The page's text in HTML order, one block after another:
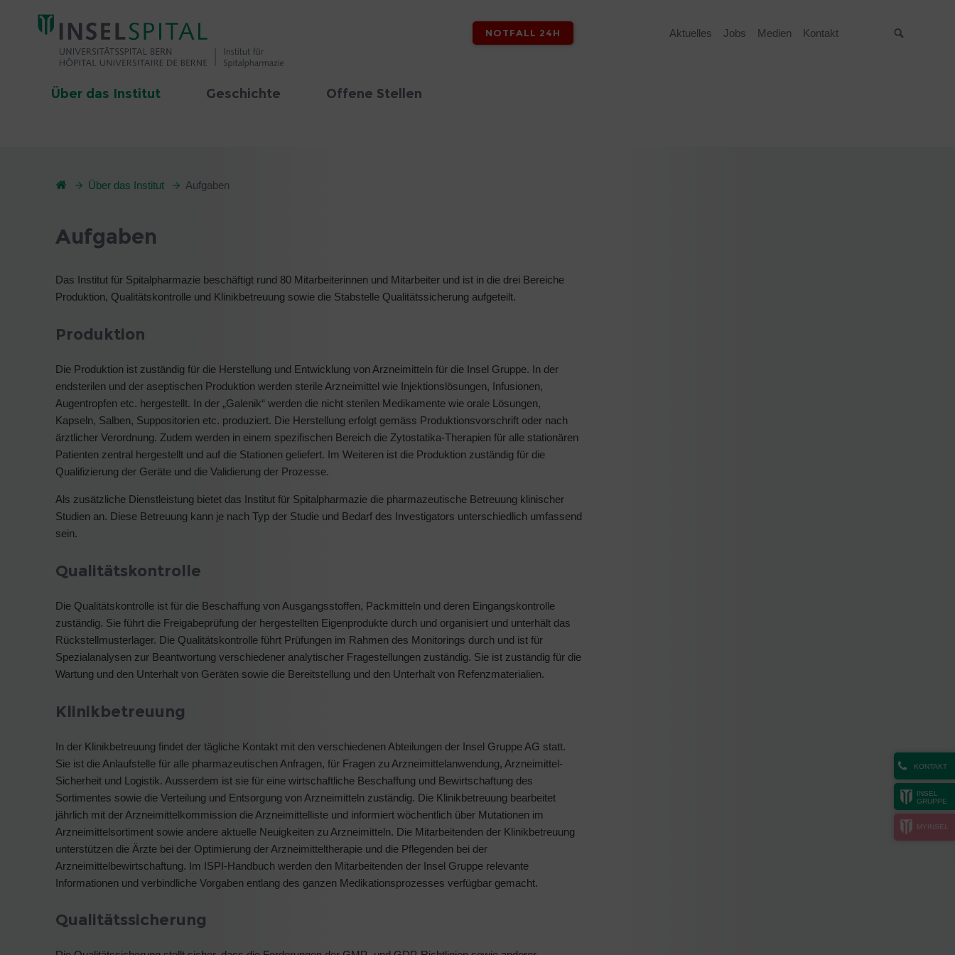
NOTFALL 24H Aktuelles Jobs Medien Kontakt
Über das Institut Geschichte Offene Stellen
KONTAKT
INSEL
GRUPPE
MYINSEL
Über das Institut Aufgaben
Aufgaben
Das Institut für Spitalpharmazie beschäftigt rund 80 Mitarbeiterinnen und Mitarbeiter und ist in die drei Bereiche
Produktion, Qualitätskontrolle und Klinikbetreuung sowie die Stabstelle Qualitätssicherung aufgeteilt.
Produktion
Die Produktion ist zuständig für die Herstellung und Entwicklung von Arzneimitteln für die Insel Gruppe. In der
endsterilen und der aseptischen Produktion werden sterile Arzneimittel wie Injektionslösungen, Infusionen,
Augentropfen etc. hergestellt. In der „Galenik“ werden die nicht sterilen Medikamente wie orale Lösungen,
Kapseln, Salben, Suppositorien etc. produziert. Die Herstellung erfolgt gemäss Produktionsvorschrift oder nach
ärztlicher Verordnung. Zudem werden in einem spezifischen Bereich die Zytostatika-Therapien für alle stationären
Patienten zentral hergestellt und auf die Stationen geliefert. Im Weiteren ist die Produktion zuständig für die
Qualifizierung der Geräte und die Validierung der Prozesse.
Als zusätzliche Dienstleistung bietet das Institut für Spitalpharmazie die pharmazeutische Betreuung klinischer
Studien an. Diese Betreuung kann je nach Typ der Studie und Bedarf des Investigators unterschiedlich umfassend
sein.
Qualitätskontrolle
Die Qualitätskontrolle ist für die Beschaffung von Ausgangsstoffen, Packmitteln und deren Eingangskontrolle
zuständig. Sie führt die Freigabeprüfung der hergestellten Eigenprodukte durch und organisiert und unterhält das
Rückstellmusterlager. Die Qualitätskontrolle führt Prüfungen im Rahmen des Monitorings durch und ist für
Spezialanalysen zur Beantwortung verschiedener analytischer Fragestellungen zuständig. Sie ist zuständig für die
Wartung und den Unterhalt von Geräten sowie die Bereitstellung und den Unterhalt von Refenzmaterialien.
Klinikbetreuung
In der Klinikbetreuung findet der tägliche Kontakt mit den verschiedenen Abteilungen der Insel Gruppe AG statt.
Sie ist die Anlaufstelle für alle pharmazeutischen Anfragen, für Fragen zu Arzneimittelanwendung, Arzneimittel-
Sicherheit und Logistik. Ausserdem ist sie für eine wirtschaftliche Beschaffung und Bewirtschaftung des
Sortimentes sowie die Verteilung und Entsorgung von Arzneimitteln zuständig. Die Klinikbetreuung bearbeitet
jährlich mit der Arzneimittelkommission die Arzneimittelliste und informiert wöchentlich über Mutationen im
Arzneimittelsortiment sowie andere aktuelle Neuigkeiten zu Arzneimitteln. Die Mitarbeitenden der Klinikbetreuung
unterstützen die Ärzte bei der Optimierung der Arzneimitteltherapie und die Pflegenden bei der
Arzneimittelbewirtschaftung. Im ISPI-Handbuch werden den Mitarbeitenden der Insel Gruppe relevante
Informationen und verbindliche Vorgaben entlang des ganzen Medikationsprozesses verfügbar gemacht.
Qualitätssicherung